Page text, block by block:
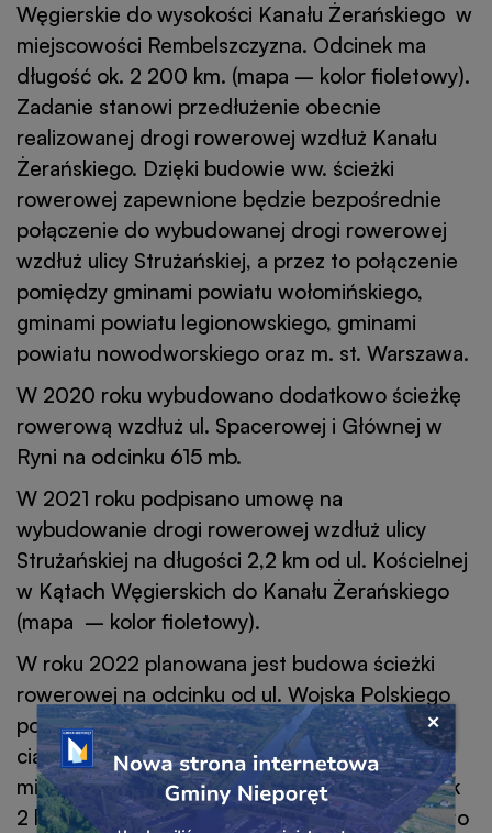
Przejdź
do
linku
banera
okno
popup
Węgierskie do wysokości Kanału Żerańskiego w
miejscowości Rembelszczyzna. Odcinek ma
długość ok. 2 200 km. (mapa – kolor fioletowy).
Zadanie stanowi przedłużenie obecnie
realizowanej drogi rowerowej wzdłuż Kanału
Żerańskiego. Dzięki budowie ww. ścieżki
rowerowej zapewnione będzie bezpośrednie
połączenie do wybudowanej drogi rowerowej
wzdłuż ulicy Strużańskiej, a przez to połączenie
pomiędzy gminami powiatu wołomińskiego,
gminami powiatu legionowskiego, gminami
powiatu nowodworskiego oraz m. st. Warszawa.
W 2020 roku wybudowano dodatkowo ścieżkę
rowerową wzdłuż ul. Spacerowej i Głównej w
Ryni na odcinku 615 mb.
W 2021 roku podpisano umowę na
wybudowanie drogi rowerowej wzdłuż ulicy
Strużańskiej na długości 2,2 km od ul. Kościelnej
w Kątach Węgierskich do Kanału Żerańskiego
(mapa – kolor fioletowy).
W roku 2022 planowana jest budowa ścieżki
rowerowej na odcinku od ul. Wojska Polskiego
po zaporze bocznej Jeziora Zegrzyńskiego w
ciągu ul. Kąpielowej do ul. Wczasowej w
miejscowości Białobrzegi. Długość ścieżki to ok
2 km. Szacowany koszt 1 250 000,00 zł. Jest to